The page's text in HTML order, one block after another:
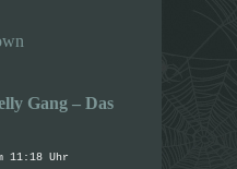
Gang – Das
11:18 Uhr